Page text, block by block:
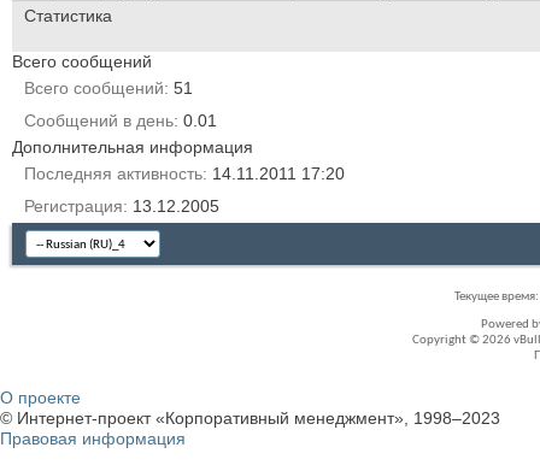
Статистика
Всего сообщений
Всего сообщений 51
Сообщений в день 0.01
Дополнительная информация
Последняя активность 14.11.2011 17:20
Регистрация
13.12.2005
Текущее время:
Powered
Copyright © 2026
О проекте
© Интернет-проект «Корпоративный менеджмент», 1998–2023
Правовая информация